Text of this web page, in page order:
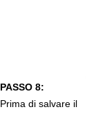
PASSO 8:
Prima di salvare il